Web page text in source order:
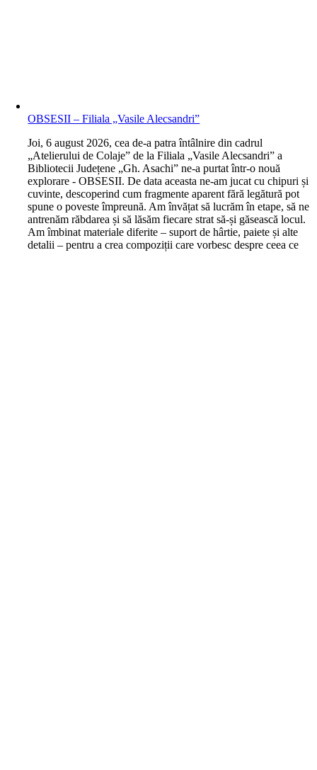
OBSESII – Filiala „Vasile Alecsandri”
Joi, 6 august 2026, cea de-a patra întâlnire din cadrul
„Atelierului de Colaje” de la Filiala „Vasile Alecsandri” a
Bibliotecii Județene „Gh. Asachi” ne-a purtat într-o nouă
explorare - OBSESII. De data aceasta ne-am jucat cu chipuri și
cuvinte, descoperind cum fragmente aparent fără legătură pot
spune o poveste împreună. Am învățat să lucrăm în etape, să ne
antrenăm răbdarea și să lăsăm fiecare strat să-și găsească locul.
Am îmbinat materiale diferite – suport de hârtie, paiete și alte
detalii – pentru a crea compoziții care vorbesc despre ceea ce